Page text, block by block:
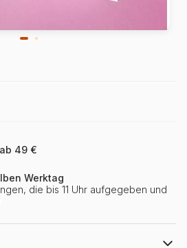
49 €
Werktag
die bis 11 Uhr aufgegeben und